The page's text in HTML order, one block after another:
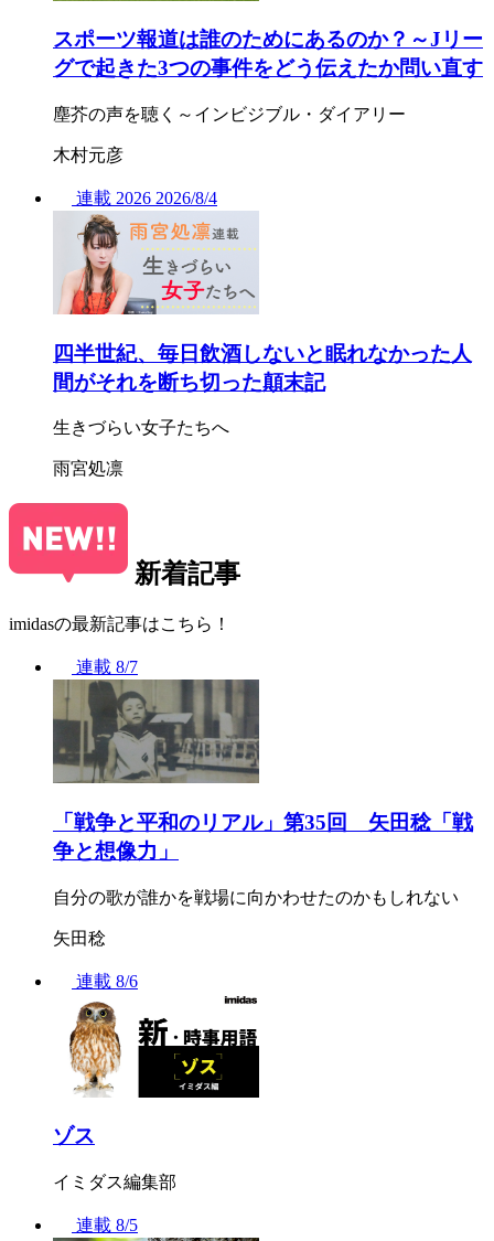
スポーツ報道は誰のためにあるのか？～Jリー
グで起きた3つの事件をどう伝えたか問い直す
塵芥の声を聴く～インビジブル・ダイアリー
木村元彦
連載 2026 2026/8/4
四半世紀、毎日飲酒しないと眠れなかった人
間がそれを断ち切った顛末記
生きづらい女子たちへ
雨宮処凛
新着記事
imidasの最新記事はこちら！
連載 8/7
「戦争と平和のリアル」第35回 矢田稔「戦
争と想像力」
自分の歌が誰かを戦場に向かわせたのかもしれない
矢田稔
連載 8/6
ゾス
イミダス編集部
連載 8/5